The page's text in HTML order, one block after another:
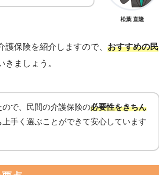
松葉 直隆
保険を紹介しますので、 おすすめの民
きましょう。
で、民間の介護保険の必要性をきちん
手く選ぶことができて安心しています